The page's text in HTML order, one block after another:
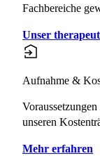
Fachbereiche
Unser
Aufnahme &
unseren
Mehr erfahren